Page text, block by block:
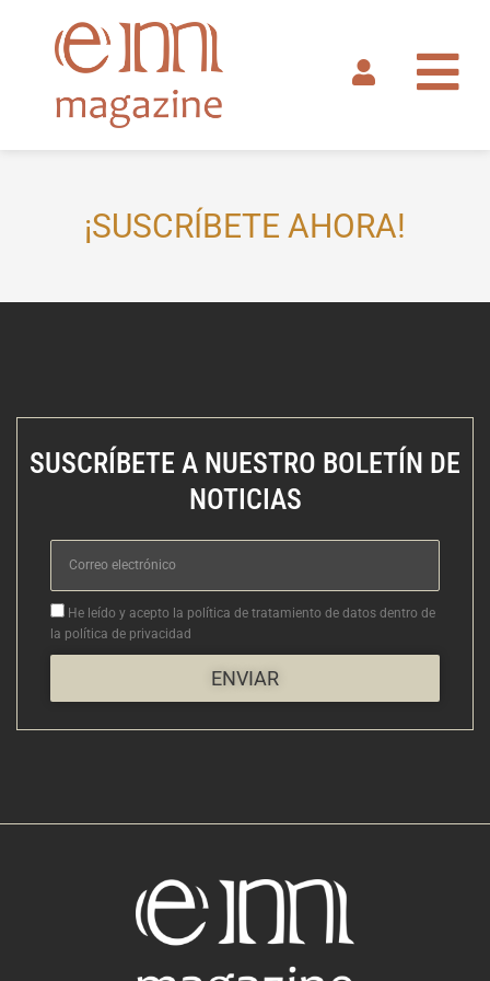
contenido
¡SUSCRÍBETE AHORA!
SUSCRÍBETE A NUESTRO BOLETÍN DE
NOTICIAS
Correo
electrónico
Aceptacion
He leído y acepto la política de tratamiento de datos dentro de
la política de privacidad
ENVIAR